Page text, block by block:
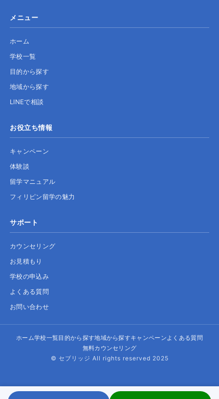
メニュー
ホーム
学校一覧
目的から探す
地域から探す
LINEで相談
お役立ち情報
キャンペーン
体験談
留学マニュアル
フィリピン留学の魅力
サポート
カウンセリング
お見積もり
学校の申込み
よくある質問
お問い合わせ
ホーム学校一覧目的から探す地域から探すキャンペーンよくある質問
無料カウンセリング
© セブリッジ All rights reserved 2025